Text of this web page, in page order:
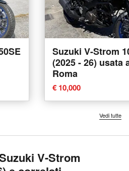
Suzuki V-Strom
(2025 - 26) usata
Roma
€ 10,000
Vedi tutte
V-Strom